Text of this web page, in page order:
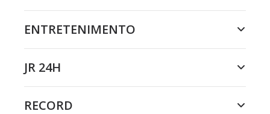
ENTRETENIMENTO
JR 24H
RECORD